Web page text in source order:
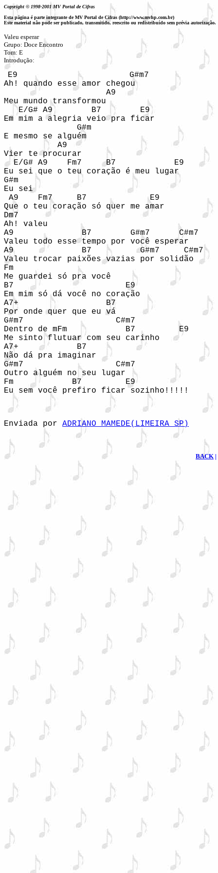
Copyright © 1998-2001 MV Portal de Cifras
Esta página é parte integrante de MV Portal de Cifras (http://www.mvhp.com.br)
Este material não pode ser publicado, transmitido, reescrito ou redistribuído sem prévia autorização.
Valeu esperar
Grupo: Doce Encontro
Tom: E
Introdução:
E9                       G#m7
Ah! quando esse amor chegou
                     A9
Meu mundo transformou
   E/G# A9        B7        E9
Em mim a alegria veio pra ficar
               G#m
E mesmo se alguém
           A9
Vier te procurar
  E/G# A9    Fm7     B7            E9
Eu sei que o teu coração é meu lugar
G#m
Eu sei
A9    Fm7     B7             E9
Que o teu coração só quer me amar
Dm7
Ah! valeu
A9              B7        G#m7      C#m7
Valeu todo esse tempo por você esperar
A9              B7          G#m7     C#m7
Valeu trocar paixões vazias por solidão
Fm
Me guardei só pra você
B7                       E9
Em mim só dá você no coração
A7+                  B7
Por onde quer que eu vá
G#m7                   C#m7
Dentro de mFm            B7         E9
Me sinto flutuar com seu carinho
A7+            B7
Não dá pra imaginar
G#m7                   C#m7
Outro alguém no seu lugar
Fm            B7         E9
Eu sem você prefiro ficar sozinho!!!!!
Enviada por ADRIANO MAMEDE(LIMEIRA SP)
BACK |